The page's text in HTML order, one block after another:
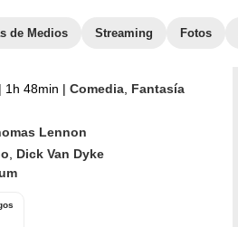
de Medios Streaming Fotos
| 1h 48min | Comedia Fantasía
Lennon
Dick Van Dyke